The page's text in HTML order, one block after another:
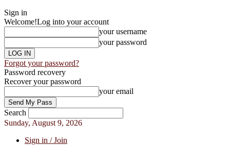
Sign in
Welcome!Log into your account
your username
your password
Forgot your password?
Password recovery
Recover your password
your email
Search
Sunday, August 9, 2026
Sign in / Join